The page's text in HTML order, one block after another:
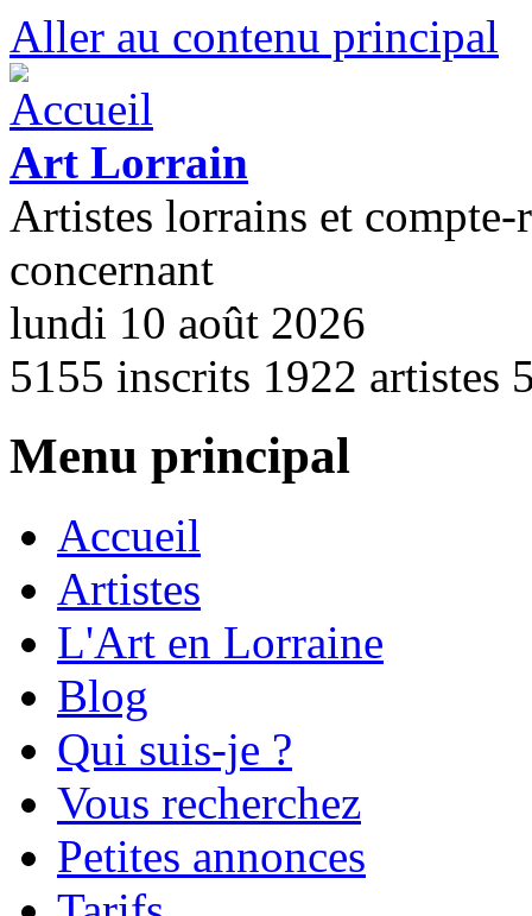
Aller au contenu principal
Art Lorrain
Artistes lorrains et compte-
concernant
lundi 10 août 2026
5155 inscrits 1922 artistes
Menu principal
Accueil
Artistes
L'Art en Lorraine
Blog
Qui suis-je ?
Vous recherchez
Petites annonces